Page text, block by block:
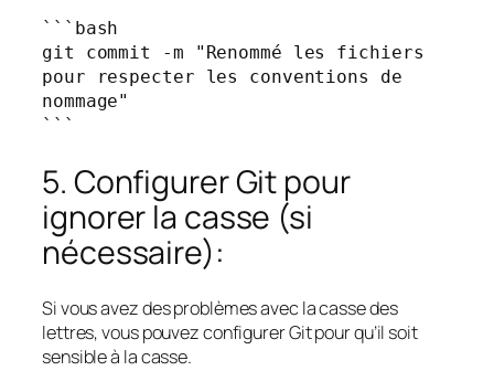
```bash
git commit -m "Renommé les fichiers
pour respecter les conventions de
nommage"
```
5. Configurer Git pour
ignorer la casse (si
nécessaire):
Si vous avez des problèmes avec la casse des
lettres, vous pouvez configurer Git pour qu’il soit
sensible à la casse.